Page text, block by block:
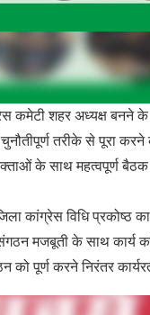
कमेटी शहर अध्यक्ष बनने
तरीके से पूरा
के साथ महत्वपूर्ण बैठक
कांग्रेस विधि प्रकोष्ठ
मजबूती के साथ कार्य
को पूर्ण करने निरंतर